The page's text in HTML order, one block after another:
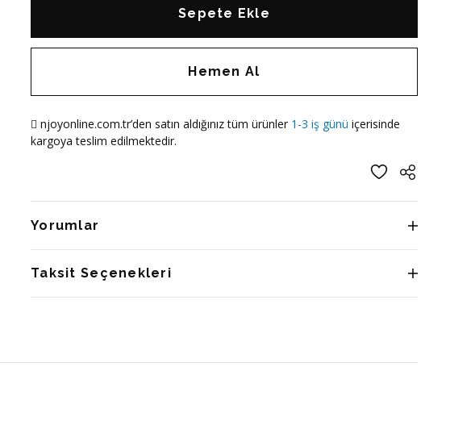
Sepete Ekle
Hemen Al
njoyonline.com.tr’den satın aldığınız tüm ürünler 1-3 iş günü içerisinde
kargoya teslim edilmektedir.
Yorumlar
Taksit Seçenekleri